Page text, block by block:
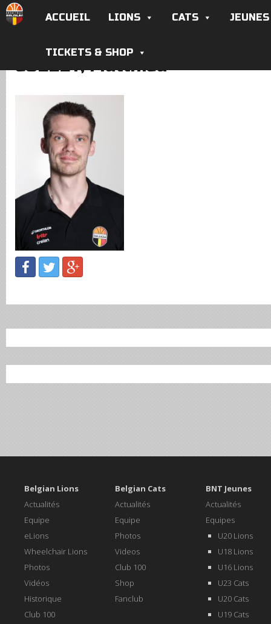
ACCUEIL LIONS CATS JEUNES
TICKETS & SHOP
COLLET, Matthieu
Belgian Lions
Actualités
Equipe
eLions
Wheelchair Lions
Photos
Vidéos
Historique
Club 100
Belgian Cats
Actualités
Equipe
Photos
Videos
Club 100
Shop
Fanclub
BNT Jeunes
Actualités
Equipes
U20 Lions
U18 Lions
U16 Lions
U23 Cats
U20 Cats
U19 Cats